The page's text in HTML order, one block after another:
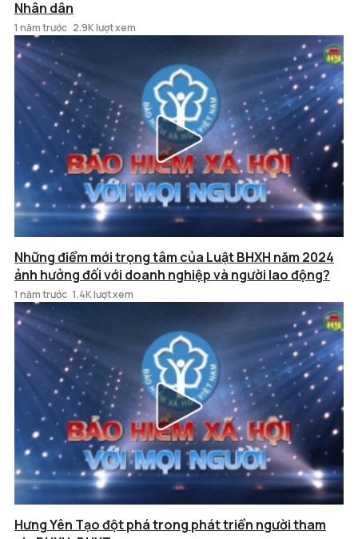
Nhân dân
1 năm trước 2.9K lượt xem
Những điểm mới trọng tâm của Luật BHXH năm 2024
ảnh hưởng đối với doanh nghiệp và người lao động?
1 năm trước 1.4K lượt xem
Hưng Yên Tạo đột phá trong phát triển người tham